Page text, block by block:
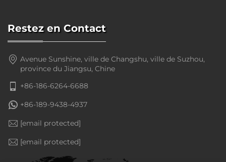
Restez en Contact
Avenue Sunshine, ville de Changshu, ville de Suzhou,
province du Jiangsu, Chine
+86-186-6264-6688
+86-189-9438-4937
[email protected]
[email protected]